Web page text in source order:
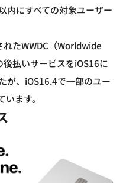
内にすべての対象ユーザー
たWWDC（Worldwide
払いサービスをiOS16に
が、iOS16.4で一部のユー
ます。